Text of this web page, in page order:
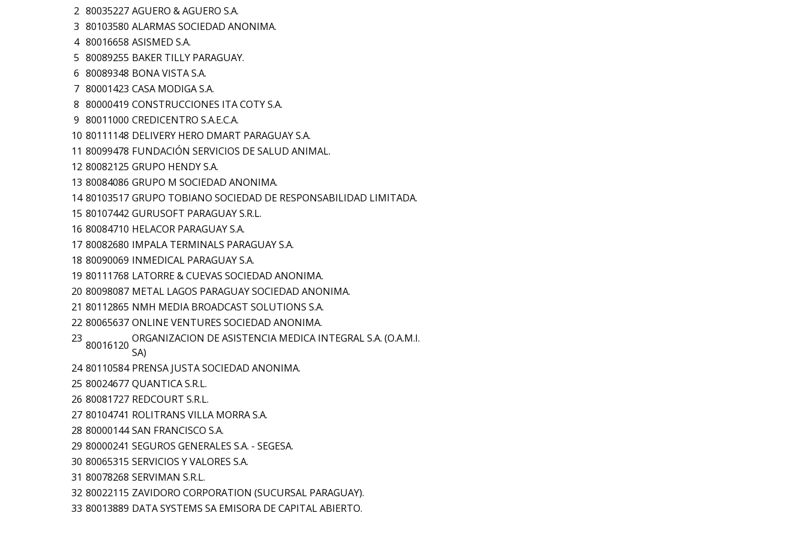
2 80035227 AGUERO & AGUERO S.A.
3 80103580 ALARMAS SOCIEDAD ANONIMA.
4 80016658 ASISMED S.A.
5 80089255 BAKER TILLY PARAGUAY.
6 80089348 BONA VISTA S.A.
7 80001423 CASA MODIGA S.A.
8 80000419 CONSTRUCCIONES ITA COTY S.A.
9 80011000 CREDICENTRO S.A.E.C.A.
10 80111148 DELIVERY HERO DMART PARAGUAY S.A.
11 80099478 FUNDACIÓN SERVICIOS DE SALUD ANIMAL.
12 80082125 GRUPO HENDY S.A.
13 80084086 GRUPO M SOCIEDAD ANONIMA.
14 80103517 GRUPO TOBIANO SOCIEDAD DE RESPONSABILIDAD LIMITADA.
15 80107442 GURUSOFT PARAGUAY S.R.L.
16 80084710 HELACOR PARAGUAY S.A.
17 80082680 IMPALA TERMINALS PARAGUAY S.A.
18 80090069 INMEDICAL PARAGUAY S.A.
19 80111768 LATORRE & CUEVAS SOCIEDAD ANONIMA.
20 80098087 METAL LAGOS PARAGUAY SOCIEDAD ANONIMA.
21 80112865 NMH MEDIA BROADCAST SOLUTIONS S.A.
22 80065637 ONLINE VENTURES SOCIEDAD ANONIMA.
23
80016120
ORGANIZACION DE ASISTENCIA MEDICA INTEGRAL S.A. (O.A.M.I.
SA)
24 80110584 PRENSA JUSTA SOCIEDAD ANONIMA.
25 80024677 QUANTICA S.R.L.
26 80081727 REDCOURT S.R.L.
27 80104741 ROLITRANS VILLA MORRA S.A.
28 80000144 SAN FRANCISCO S.A.
29 80000241 SEGUROS GENERALES S.A. - SEGESA.
30 80065315 SERVICIOS Y VALORES S.A.
31 80078268 SERVIMAN S.R.L.
32 80022115 ZAVIDORO CORPORATION (SUCURSAL PARAGUAY).
33 80013889 DATA SYSTEMS SA EMISORA DE CAPITAL ABIERTO.